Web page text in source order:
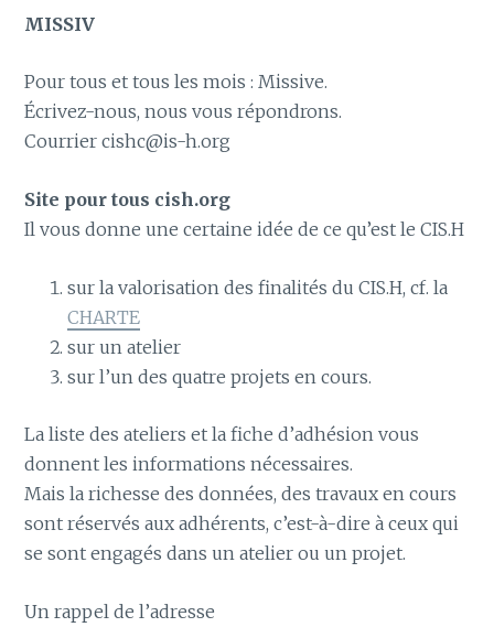
MISSIV
Pour tous et tous les mois : Missive.
Écrivez-nous, nous vous répondrons.
Courrier cishc@is-h.org
Site pour tous cish.org
Il vous donne une certaine idée de ce qu’est le CIS.H
sur la valorisation des finalités du CIS.H, cf. la
CHARTE
sur un atelier
sur l’un des quatre projets en cours.
La liste des ateliers et la fiche d’adhésion vous
donnent les informations nécessaires.
Mais la richesse des données, des travaux en cours
sont réservés aux adhérents, c’est-à-dire à ceux qui
se sont engagés dans un atelier ou un projet.
Un rappel de l’adresse